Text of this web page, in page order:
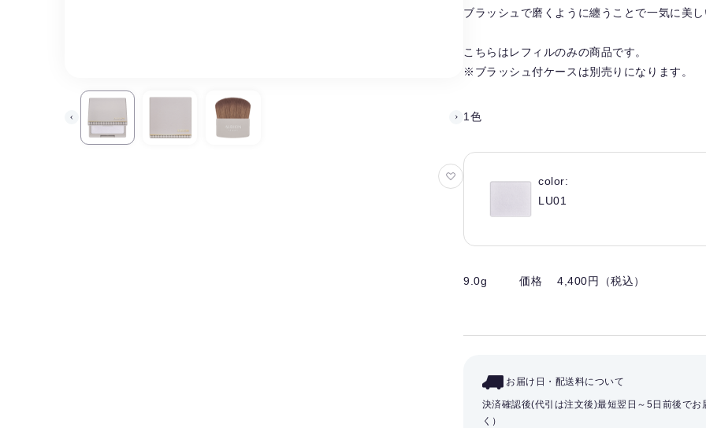
お
ブラッシュで磨くように纏うことで一気に美
こちらはレフィルのみの商品です。
※ブラッシュ付ケースは別売りになります。
1色
color:
LU01
9.0g 価格 4,400円（税込）
お届け日・配送料について
決済確認後(代引は注文後)最短翌日～5日前後で
く）